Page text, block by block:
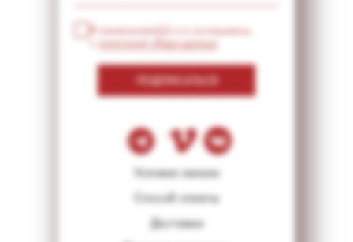
Условия заказа
Способ оплаты
Доставка
Я ознакомлен(а) и я соглашаюсь
политикой сбора данных
ПОДПИСАТЬСЯ